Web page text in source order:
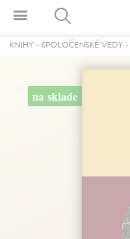
KNIHY- SPOLOČENSKÉ VEDY-
na sklade